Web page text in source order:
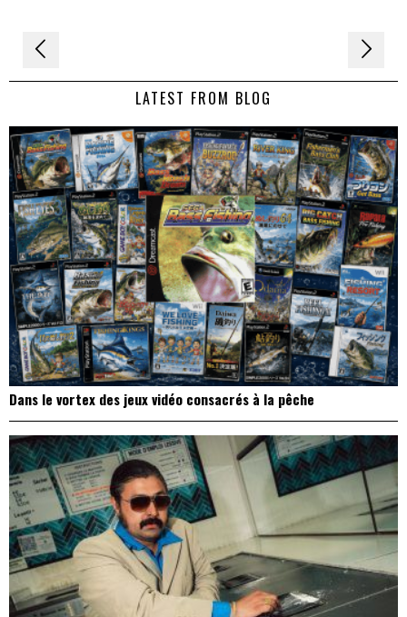
Navigation
de LATEST FROM BLOG
Dans le vortex des jeux vidéo consacrés à la pêche